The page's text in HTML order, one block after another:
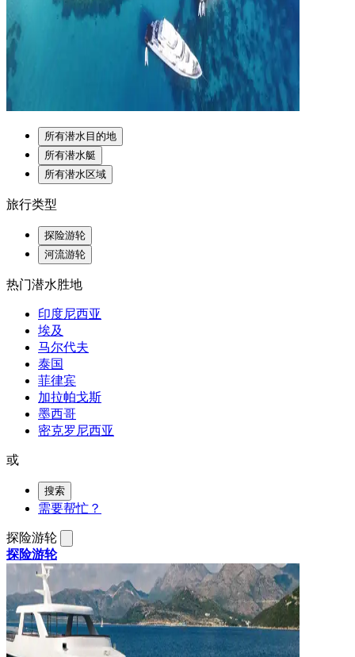
所有潜水目的地
所有潜水艇
所有潜水区域
旅行类型
探险游轮
河流游轮
热门潜水胜地
印度尼西亚
埃及
马尔代夫
泰国
菲律宾
加拉帕戈斯
墨西哥
密克罗尼西亚
或
搜索
需要帮忙？
探险游轮
探险游轮